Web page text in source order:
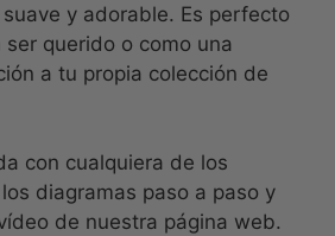
y adorable. Es perfecto
ser querido o como una
a tu propia colección de
con cualquiera de los
diagramas paso a paso y
de nuestra página web.